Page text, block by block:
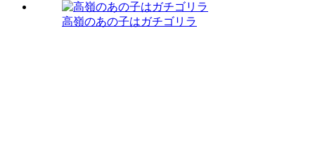
高嶺のあの子はガチゴリラ